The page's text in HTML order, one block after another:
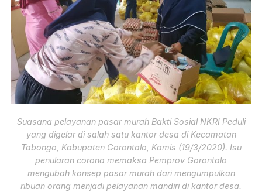
Suasana pelayanan pasar murah Bakti Sosial NKRI Peduli
yang digelar di salah satu kantor desa di Kecamatan
Tabongo, Kabupaten Gorontalo, Kamis (19/3/2020). Isu
penularan corona memaksa Pemprov Gorontalo
mengubah konsep pasar murah dari mengumpulkan
ribuan orang menjadi pelayanan mandiri di kantor desa.